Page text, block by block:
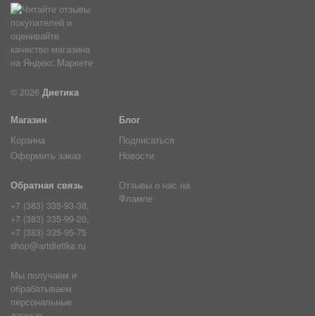
© 2026 Диетика
Магазин
Корзина
Оформить заказ
Блог
Подписаться
Новости
Обратная связь
+7 (383) 335-93-38,
+7 (383) 335-99-20,
+7 (383) 335-95-75
shop@artdietika.ru
Отзывы о нас на
Флампе
Мы получаем и
обрабатываем
персональные